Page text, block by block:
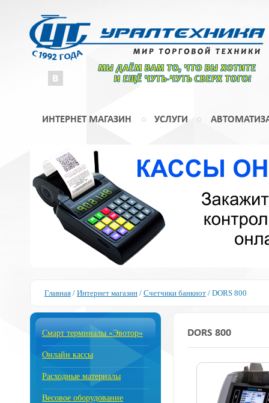
МЫ ДАЁМ ВАМ ТО, ЧТО ВЫ ХОТИТЕ
И ЕЩЁ ЧУТЬ-ЧУТЬ СВЕРХ ТОГО!
ИНТЕРНЕТ МАГАЗИН УСЛУГИ
Главная / Интернет магазин / Счетчики банкнот / DORS 800
Смарт терминалы «Эвотор»
Онлайн кассы
Расходные материалы
Весовое оборудование
DORS 800